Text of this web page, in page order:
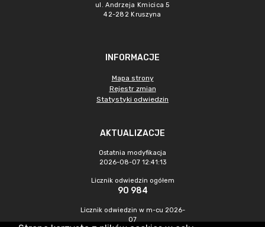
ul. Andrzeja Kmicica 5
42-282 Kruszyna
INFORMACJE
Mapa strony
Rejestr zmian
Statystyki odwiedzin
AKTUALIZACJE
Ostatnia modyfikacja
2026-08-07 12:41:13
Licznik odwiedzin ogółem
90 984
Licznik odwiedzin w m-cu 2026-
07